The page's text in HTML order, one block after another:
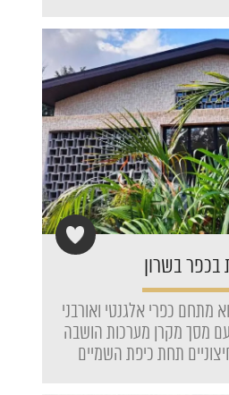
בכפר בשרון
מתחם כפרי אלגנטי ואורבני
מסך מקרן מערכות הושבה
תחת כיפת השמיים